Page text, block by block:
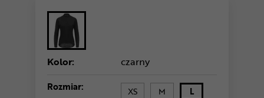
Kolor: czarny
Rozmiar: XS M L